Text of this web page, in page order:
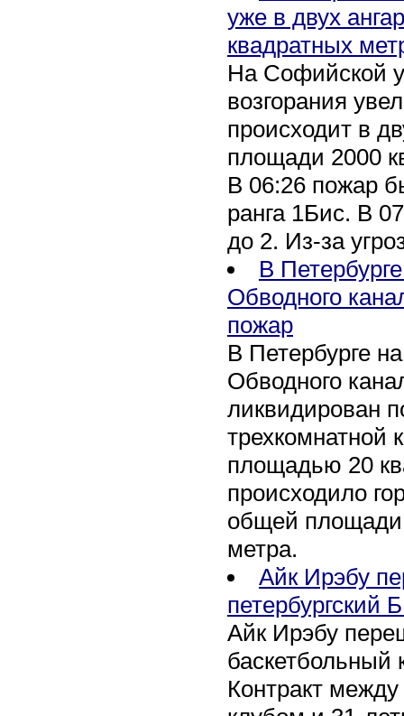
уже в двух
квадратных
На Софийской
возгорания
происходит в
площади 2000
В 06:26 пожар
ранга 1Бис. В
до 2. Из-за
В
Обводного
пожар
В Петербурге
Обводного
ликвидирован
трехкомнатной
площадью 20
происходило
общей площади
метра.
Айк Ирэбу
петербургский
Айк Ирэбу
баскетбольный
Контракт между